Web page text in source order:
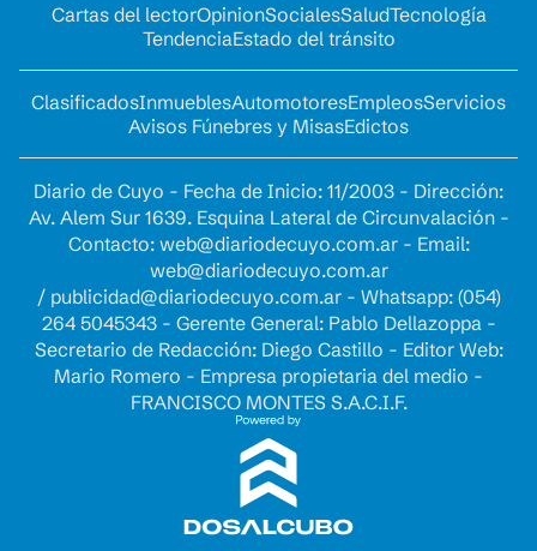
Cartas del lectorOpinionSocialesSaludTecnología
TendenciaEstado del tránsito
ClasificadosInmueblesAutomotoresEmpleosServicios
Avisos Fúnebres y MisasEdictos
Diario de Cuyo - Fecha de Inicio: 11/2003 - Dirección:
Av. Alem Sur 1639. Esquina Lateral de Circunvalación -
Contacto: web@diariodecuyo.com.ar- Email:
web@diariodecuyo.com.ar
/ publicidad@diariodecuyo.com.ar- Whatsapp: (054)
264 5045343 - Gerente General: Pablo Dellazoppa -
Secretario de Redacción: Diego Castillo - Editor Web:
Mario Romero - Empresa propietaria del medio -
FRANCISCO MONTES S.A.C.I.F.